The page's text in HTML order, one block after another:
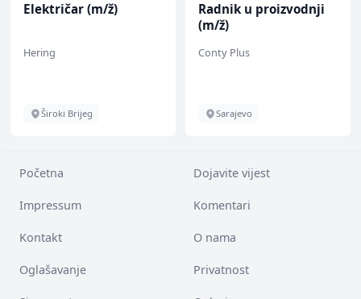
Električar (m/ž)
Hering
Široki Brijeg
Radnik u proizvodnji
(m/ž)
Conty Plus
Sarajevo
Početna Dojavite vijest
Impressum Komentari
Kontakt O nama
Oglašavanje Privatnost